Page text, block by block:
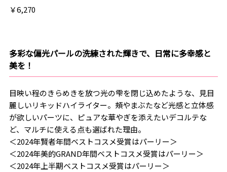
￥6,270
多彩な偏光パールの洗練された輝きで、日常に多幸感と
美を！
目映い程のきらめきを放つ光の雫を閉じ込めたような、見目
麗しいリキッドハイライター。頰やまぶたなど光感と立体感
が欲しいパーツに、ピュアな華やぎを添えたいデコルテな
ど、マルチに使える点も選ばれた理由。
＜2024年賢者年間ベストコスメ受賞はパーリー＞
＜2024年美的GRAND年間ベストコスメ受賞はパーリー＞
＜2024年上半期ベストコスメ受賞はパーリー＞